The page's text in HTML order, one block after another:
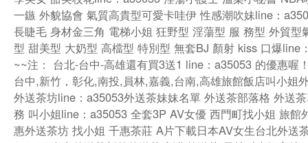
一鏃 外貌協會 氣質高貴型可愛卡哇伊 性感潮吹妹line：
長睫毛 身材金三角 電梯小姐 狂野型 淫蕩型 服 務型 外貿型
型 甜美型 大奶型 高檔型 特別型 無套BJ 顏射 kiss 口爆line
~~注： 台北-台中-高雄還有買3送1 line：a35053 的優惠喔
台中,新竹，彰化,南投,員林,嘉義,台南,高雄旅館飯店叫小姐
外送茶坊line：a35053外送茶妹妹名單 外送茶部落格 外送
務 叫小姐line：a35053 全套3P AV女優 西門町找小姐 旅館
惠外送茶坊 找小姐 千惠茶莊 A片下載日本AV女生台北外送